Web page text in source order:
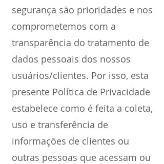
segurança são prioridades e nos
comprometemos com a
transparência do tratamento de
dados pessoais dos nossos
usuários/clientes. Por isso, esta
presente Política de Privacidade
estabelece como é feita a coleta,
uso e transferência de
informações de clientes ou
outras pessoas que acessam ou